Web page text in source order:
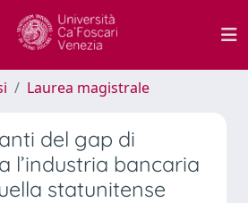
Laurea magistrale
del gap di
l’industria bancaria
statunitense